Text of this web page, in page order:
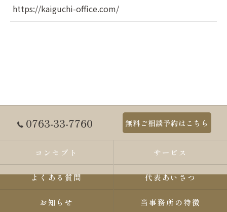
https://kaiguchi-office.com/
0763-33-7760 無料ご相談予約はこちら
コンセプト サービス
よくある質問 代表あいさつ
お知らせ 当事務所の特徴